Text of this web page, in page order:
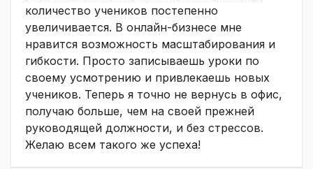
количество учеников постепенно
увеличивается. В онлайн-бизнесе мне
нравится возможность масштабирования и
гибкости. Просто записываешь уроки по
своему усмотрению и привлекаешь новых
учеников. Теперь я точно не вернусь в офис,
получаю больше, чем на своей прежней
руководящей должности, и без стрессов.
Желаю всем такого же успеха!